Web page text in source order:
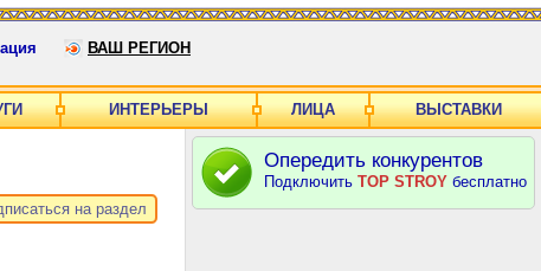
ВАШ РЕГИОН
ИНТЕРЬЕРЫ ЛИЦА ВЫСТАВКИ
на раздел
Опередить конкурентов
Подключить TOP STROY бесплатно